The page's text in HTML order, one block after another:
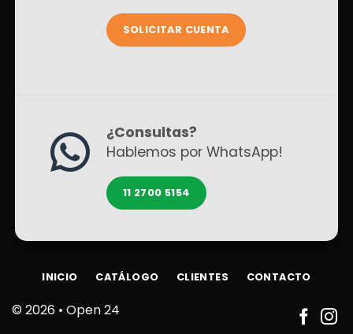
SOLICITAR CUENTA
¿Consultas?
Hablemos por WhatsApp!
11 2700 5154
© 2026 • Open 24
INICIO CATÁLOGO CLIENTES CONTACTO